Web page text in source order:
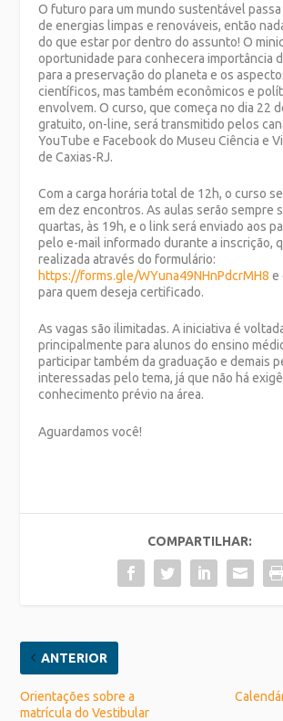
O futuro para um mundo sustentável
de energias limpas e renováveis, então
do que estar por dentro do assunto! O
oportunidade para conhecera importância
para a preservação do planeta e os
científicos, mas também econômicos e
envolvem. O curso, que começa no dia 22
gratuito, on-line, será transmitido pelos
YouTube e Facebook do Museu Ciência e
de Caxias-RJ.
Com a carga horária total de 12h, o curso
em dez encontros. As aulas serão sempre
quartas, às 19h, e o link será enviado aos
pelo e-mail informado durante a inscrição,
realizada através do formulário:
https://forms.gle/WYuna49NHnPdcrMH8 e
para quem deseja certificado.
As vagas são ilimitadas. A iniciativa é
principalmente para alunos do ensino
participar também da graduação e demais
interessadas pelo tema, já que não há
conhecimento prévio na área.
Aguardamos você!
COMPARTILHAR:
ANTERIOR
Orientações sobre a
matrícula do Vestibular